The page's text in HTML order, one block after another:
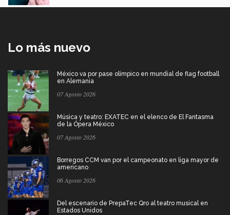
Lo más nuevo
México va por pase olímpico en mundial de flag football
en Alemania
07 Agosto 2026
Música y teatro: EXATEC en el elenco de El Fantasma
de la Ópera México
07 Agosto 2026
Borregos CCM van por el campeonato en liga mayor de
americano
06 Agosto 2026
Del escenario de PrepaTec Qro al teatro musical en
Estados Unidos